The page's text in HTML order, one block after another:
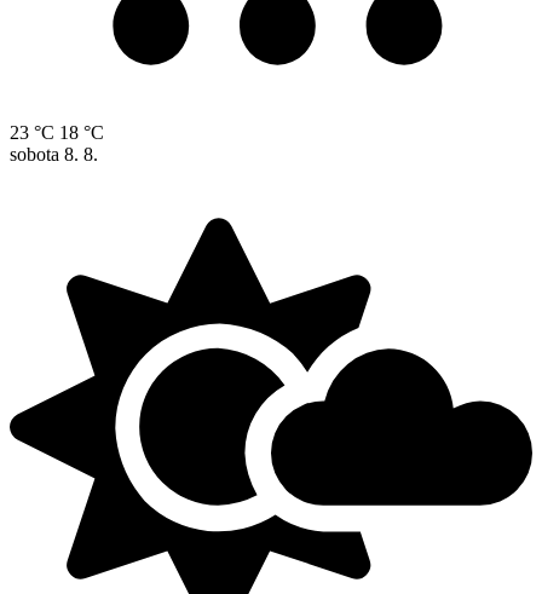
23 °C 18 °C
sobota 8. 8.